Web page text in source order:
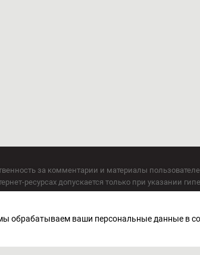
за комментарии и материалы
ресурсах допускается только при указании
СМИ допускается только при указании
службой по надзору в сфере связи,
обрабатываем ваши персональные данные в